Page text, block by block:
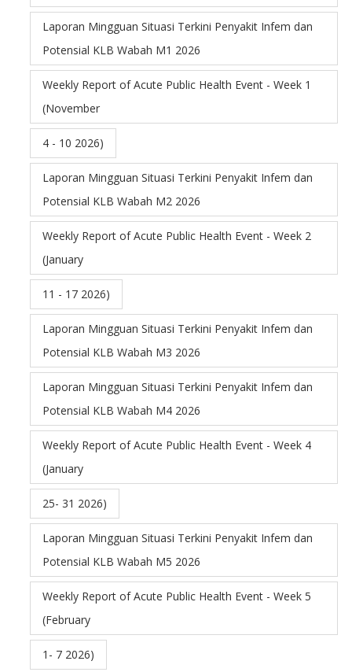
Laporan Mingguan Situasi Terkini Penyakit Infem dan
Potensial KLB Wabah M1 2026
Weekly Report of Acute Public Health Event - Week 1
(November
4 - 10 2026)
Laporan Mingguan Situasi Terkini Penyakit Infem dan
Potensial KLB Wabah M2 2026
Weekly Report of Acute Public Health Event - Week 2
(January
11 - 17 2026)
Laporan Mingguan Situasi Terkini Penyakit Infem dan
Potensial KLB Wabah M3 2026
Laporan Mingguan Situasi Terkini Penyakit Infem dan
Potensial KLB Wabah M4 2026
Weekly Report of Acute Public Health Event - Week 4
(January
25- 31 2026)
Laporan Mingguan Situasi Terkini Penyakit Infem dan
Potensial KLB Wabah M5 2026
Weekly Report of Acute Public Health Event - Week 5
(February
1- 7 2026)